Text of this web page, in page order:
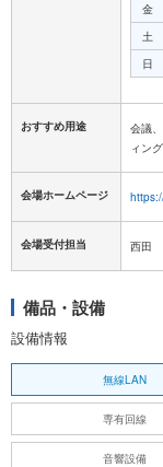
金
土
日
おすすめ用途
会議
ィン
会場ホームページ
会場受付担当 西田
備品・設備
設備情報
無線LAN
専有回線
音響設備